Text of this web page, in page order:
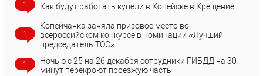
1 Как будут работать купели в Копейске в Крещение
1
Копейчанка заняла призовое место во
всероссийском конкурсе в номинации «Лучший
председатель ТОС»
1
Ночью с 25 на 26 декабря сотрудники ГИБДД на 30
минут перекроют проезжую часть